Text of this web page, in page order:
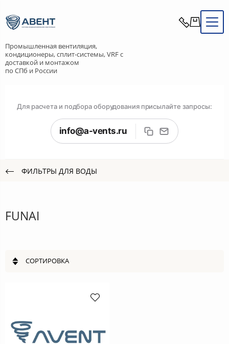
Промышленная вентиляция,
кондиционеры, сплит-системы, VRF с
доставкой и монтажом
по СПб и России
Для расчета и подбора оборудования присылайте запросы:
info@a-vents.ru
ФИЛЬТРЫ ДЛЯ ВОДЫ
FUNAI
СОРТИРОВКА